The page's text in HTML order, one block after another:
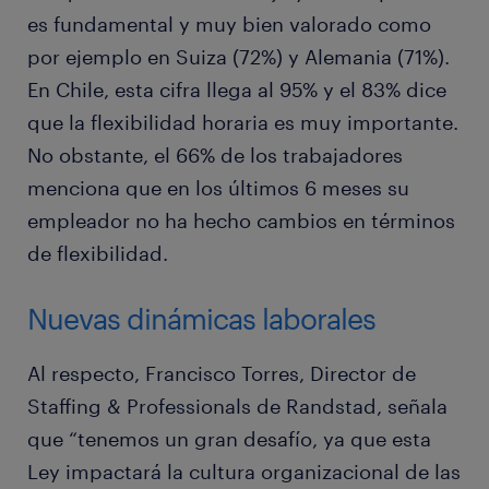
es fundamental y muy bien valorado como
por ejemplo en Suiza (72%) y Alemania (71%).
En Chile, esta cifra llega al 95% y el 83% dice
que la flexibilidad horaria es muy importante.
No obstante, el 66% de los trabajadores
menciona que en los últimos 6 meses su
empleador no ha hecho cambios en términos
de flexibilidad.
Nuevas dinámicas laborales
Al respecto, Francisco Torres, Director de
Staffing & Professionals de Randstad, señala
que “tenemos un gran desafío, ya que esta
Ley impactará la cultura organizacional de las